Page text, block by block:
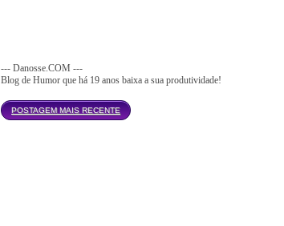
--- Danosse.COM ---
Blog de Humor que há 19 anos baixa a sua produtividade!
POSTAGEM MAIS RECENTE